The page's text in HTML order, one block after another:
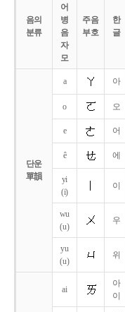
음의
분류
어
병
음
자
모
주음
부호
한
글
단운
單韻
a 아
o 오
e 어
ê 에
yi
(i)
이
wu
(u)
우
yu
(u)
위
ai
아
이